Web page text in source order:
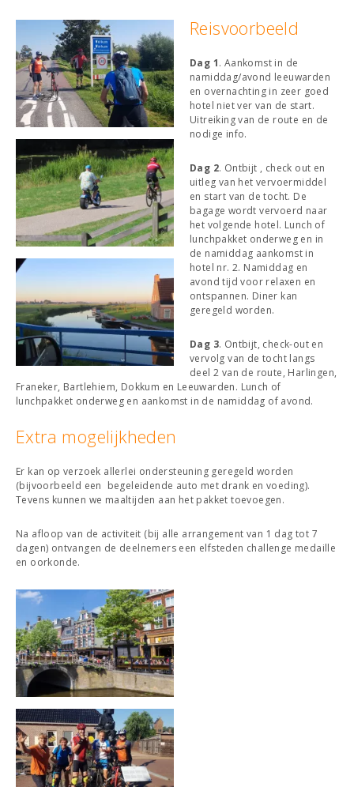
Reisvoorbeeld
Dag 1. Aankomst in de
namiddag/avond leeuwarden
en overnachting in zeer goed
hotel niet ver van de start.
Uitreiking van de route en de
nodige info.
Dag 2. Ontbijt , check out en
uitleg van het vervoermiddel
en start van de tocht. De
bagage wordt vervoerd naar
het volgende hotel. Lunch of
lunchpakket onderweg en in
de namiddag aankomst in
hotel nr. 2. Namiddag en
avond tijd voor relaxen en
ontspannen. Diner kan
geregeld worden.
Dag 3. Ontbijt, check-out en
vervolg van de tocht langs
deel 2 van de route, Harlingen,
Franeker, Bartlehiem, Dokkum en Leeuwarden. Lunch of
lunchpakket onderweg en aankomst in de namiddag of avond.
Extra mogelijkheden
Er kan op verzoek allerlei ondersteuning geregeld worden
(bijvoorbeeld een begeleidende auto met drank en voeding).
Tevens kunnen we maaltijden aan het pakket toevoegen.
Na afloop van de activiteit (bij alle arrangement van 1 dag tot 7
dagen) ontvangen de deelnemers een elfsteden challenge medaille
en oorkonde.